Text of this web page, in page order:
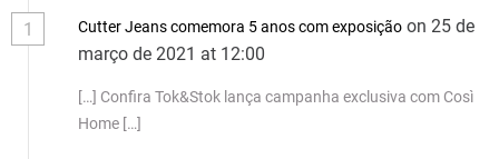
1 Cutter Jeans comemora 5 anos com exposição on 25 de
março de 2021 at 12:00
[…] Confira Tok&Stok lança campanha exclusiva com Così
Home […]